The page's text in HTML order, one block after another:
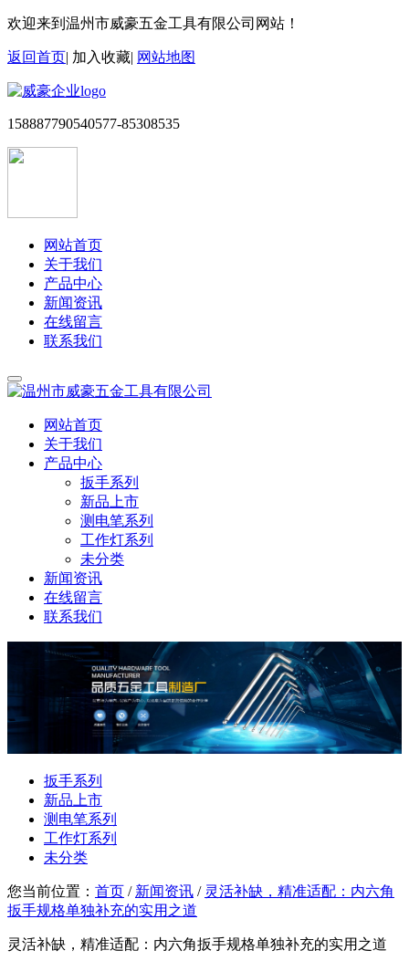
欢迎来到温州市威豪五金工具有限公司网站！
返回首页| 加入收藏| 网站地图
158887790540577-85308535
网站首页
关于我们
产品中心
新闻资讯
在线留言
联系我们
网站首页
关于我们
产品中心
扳手系列
新品上市
测电笔系列
工作灯系列
未分类
新闻资讯
在线留言
联系我们
扳手系列
新品上市
测电笔系列
工作灯系列
未分类
您当前位置： 首页 / 新闻资讯 / 灵活补缺，精准适配：内六角
扳手规格单独补充的实用之道
灵活补缺，精准适配：内六角扳手规格单独补充的实用之道